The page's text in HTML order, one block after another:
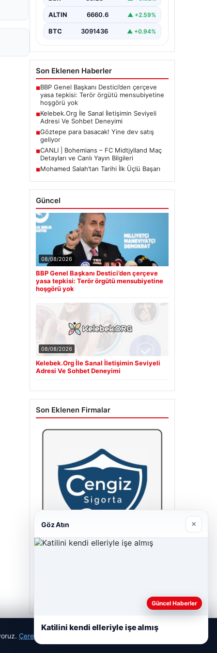
ALTIN 6660.6 ▲ +2.59%
BTC 3091436 ▲ +0.94%
Son Eklenen Haberler
■BBP Genel Başkanı Destici’den çerçeve
yasa tepkisi: Terör örgütü mensubiyetine
hoşgörü yok
■Kelebek.Org İle Sanal İletişimin Seviyeli
Adresi Ve Sohbet Deneyimi
■Göztepe para basacak! Yine dev satış
geliyor
■CANLI | Bohemians – FC Midtjylland Maç
Detayları ve Canlı Yayın Bilgileri
■Mohamed Salah’tan Tarihi İlk Üçlü Başarı
Güncel
08/08/2026
BBP Genel Başkanı Destici’den çerçeve
yasa tepkisi: Terör örgütü mensubiyetine
hoşgörü yok
08/08/2026
Kelebek.Org İle Sanal İletişimin Seviyeli
Adresi Ve Sohbet Deneyimi
Son Eklenen Firmalar
Çerez Politikamız
Göz Atın ×
Güncel Haberler
Katilini kendi elleriyle işe almış